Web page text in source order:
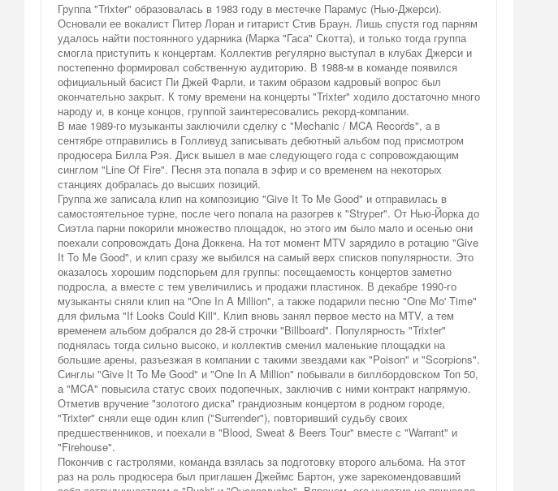
Группа "Trixter" образовалась в 1983 году в местечке Парамус (Нью-Джерси).
Основали ее вокалист Питер Лоран и гитарист Стив Браун. Лишь спустя год парням
удалось найти постоянного ударника (Марка "Гаса" Скотта), и только тогда группа
смогла приступить к концертам. Коллектив регулярно выступал в клубах Джерси и
постепенно формировал собственную аудиторию. В 1988-м в команде появился
официальный басист Пи Джей Фарли, и таким образом кадровый вопрос был
окончательно закрыт. К тому времени на концерты "Trixter" ходило достаточно много
народу и, в конце концов, группой заинтересовались рекорд-компании.
В мае 1989-го музыканты заключили сделку с "Mechanic / MCA Records", а в
сентябре отправились в Голливуд записывать дебютный альбом под присмотром
продюсера Билла Рэя. Диск вышел в мае следующего года с сопровождающим
синглом "Line Of Fire". Песня эта попала в эфир и со временем на некоторых
станциях добралась до высших позиций.
Группа же записала клип на композицию "Give It To Me Good" и отправилась в
самостоятельное турне, после чего попала на разогрев к "Stryper". От Нью-Йорка до
Сиэтла парни покорили множество площадок, но этого им было мало и осенью они
поехали сопровождать Дона Доккена. На тот момент MTV зарядило в ротацию "Give
It To Me Good", и клип сразу же выбился на самый верх списков популярности. Это
оказалось хорошим подспорьем для группы: посещаемость концертов заметно
подросла, а вместе с тем увеличились и продажи пластинок. В декабре 1990-го
музыканты сняли клип на "One In A Million", а также подарили песню "One Mo' Time"
для фильма "If Looks Could Kill". Клип вновь занял первое место на MTV, а тем
временем альбом добрался до 28-й строчки "Billboard". Популярность "Trixter"
поднялась тогда сильно высоко, и коллектив сменил маленькие площадки на
большие арены, разъезжая в компании с такими звездами как "Poison" и "Scorpions".
Синглы "Give It To Me Good" и "One In A Million" побывали в биллбордовском Топ 50,
а "MCA" повысила статус своих подопечных, заключив с ними контракт напрямую.
Отметив вручение "золотого диска" грандиозным концертом в родном городе,
"Trixter" сняли еще один клип ("Surrender"), повторивший судьбу своих
предшественников, и поехали в "Blood, Sweat & Beers Tour" вместе с "Warrant" и
"Firehouse".
Покончив с гастролями, команда взялась за подготовку второго альбома. На этот
раз на роль продюсера был приглашен Джеймс Бартон, уже зарекомендовавший